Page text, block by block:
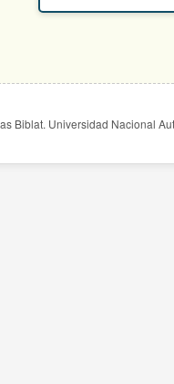
Biblat. Universidad Nacional